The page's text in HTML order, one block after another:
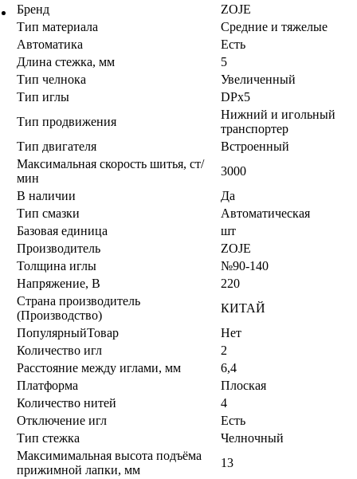
Бренд
ZOJE
Тип материала
Средние и тяжелые
Автоматика
Есть
Длина стежка, мм
5
Тип челнока
Увеличенный
Тип иглы
DPx5
Тип продвижения
Нижний и игольный
транспортер
Тип двигателя
Встроенный
Максимальная скорость шитья, ст/
мин
3000
В наличии
Да
Тип смазки
Автоматическая
Базовая единица
шт
Производитель
ZOJE
Толщина иглы
№90-140
Напряжение, В
220
Страна производитель
(Производство)
КИТАЙ
ПопулярныйТовар
Нет
Количество игл
2
Расстояние между иглами, мм
6,4
Платформа
Плоская
Количество нитей
4
Отключение игл
Есть
Тип стежка
Челночный
Максимимальная высота подъёма
прижимной лапки, мм
13